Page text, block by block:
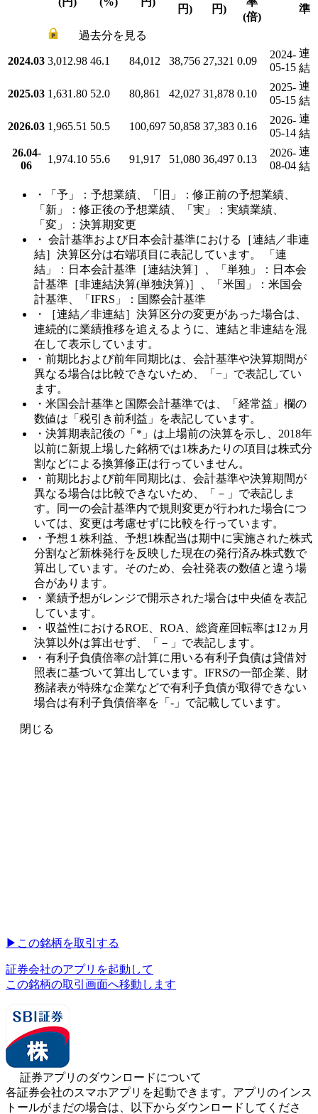
円) 円)
(倍)
準
過去分を見る
2024.03 3,012.98 46.1 84,012 38,756 27,321 0.09
2024-
05-15
連
結
2025.03 1,631.80 52.0 80,861 42,027 31,878 0.10
2025-
05-15
連
結
2026.03 1,965.51 50.5 100,697 50,858 37,383 0.16
2026-
05-14
連
結
26.04-
06
1,974.10 55.6 91,917 51,080 36,497 0.13
2026-
08-04
連
結
・「予」：予想業績、「旧」：修正前の予想業績、
「新」：修正後の予想業績、「実」：実績業績、
「変」：決算期変更
・ 会計基準および日本会計基準における［連結／非連
結］決算区分は右端項目に表記しています。 「連
結」：日本会計基準［連結決算］、「単独」：日本会
計基準［非連結決算(単独決算)］、「米国」：米国会
計基準、「IFRS」：国際会計基準
・［連結／非連結］決算区分の変更があった場合は、
連続的に業績推移を追えるように、連結と非連結を混
在して表示しています。
・前期比および前年同期比は、会計基準や決算期間が
異なる場合は比較できないため、「−」で表記してい
ます。
・米国会計基準と国際会計基準では、「経常益」欄の
数値は「税引き前利益」を表記しています。
・決算期表記後の「*」は上場前の決算を示し、2018年
以前に新規上場した銘柄では1株あたりの項目は株式分
割などによる換算修正は行っていません。
・前期比および前年同期比は、会計基準や決算期間が
異なる場合は比較できないため、「－」で表記しま
す。同一の会計基準内で規則変更が行われた場合につ
いては、変更は考慮せずに比較を行っています。
・予想１株利益、予想1株配当は期中に実施された株式
分割など新株発行を反映した現在の発行済み株式数で
算出しています。そのため、会社発表の数値と違う場
合があります。
・業績予想がレンジで開示された場合は中央値を表記
しています。
・収益性におけるROE、ROA、総資産回転率は12ヵ月
決算以外は算出せず、「－」で表記します。
・有利子負債倍率の計算に用いる有利子負債は貸借対
照表に基づいて算出しています。IFRSの一部企業、財
務諸表が特殊な企業などで有利子負債が取得できない
場合は有利子負債倍率を「-」で記載しています。
閉じる
▶︎ この銘柄を取引する
証券会社のアプリを起動して
この銘柄の取引画面へ移動します
証券アプリのダウンロードについて
各証券会社のスマホアプリを起動できます。アプリのインス
トールがまだの場合は、以下からダウンロードしてくださ